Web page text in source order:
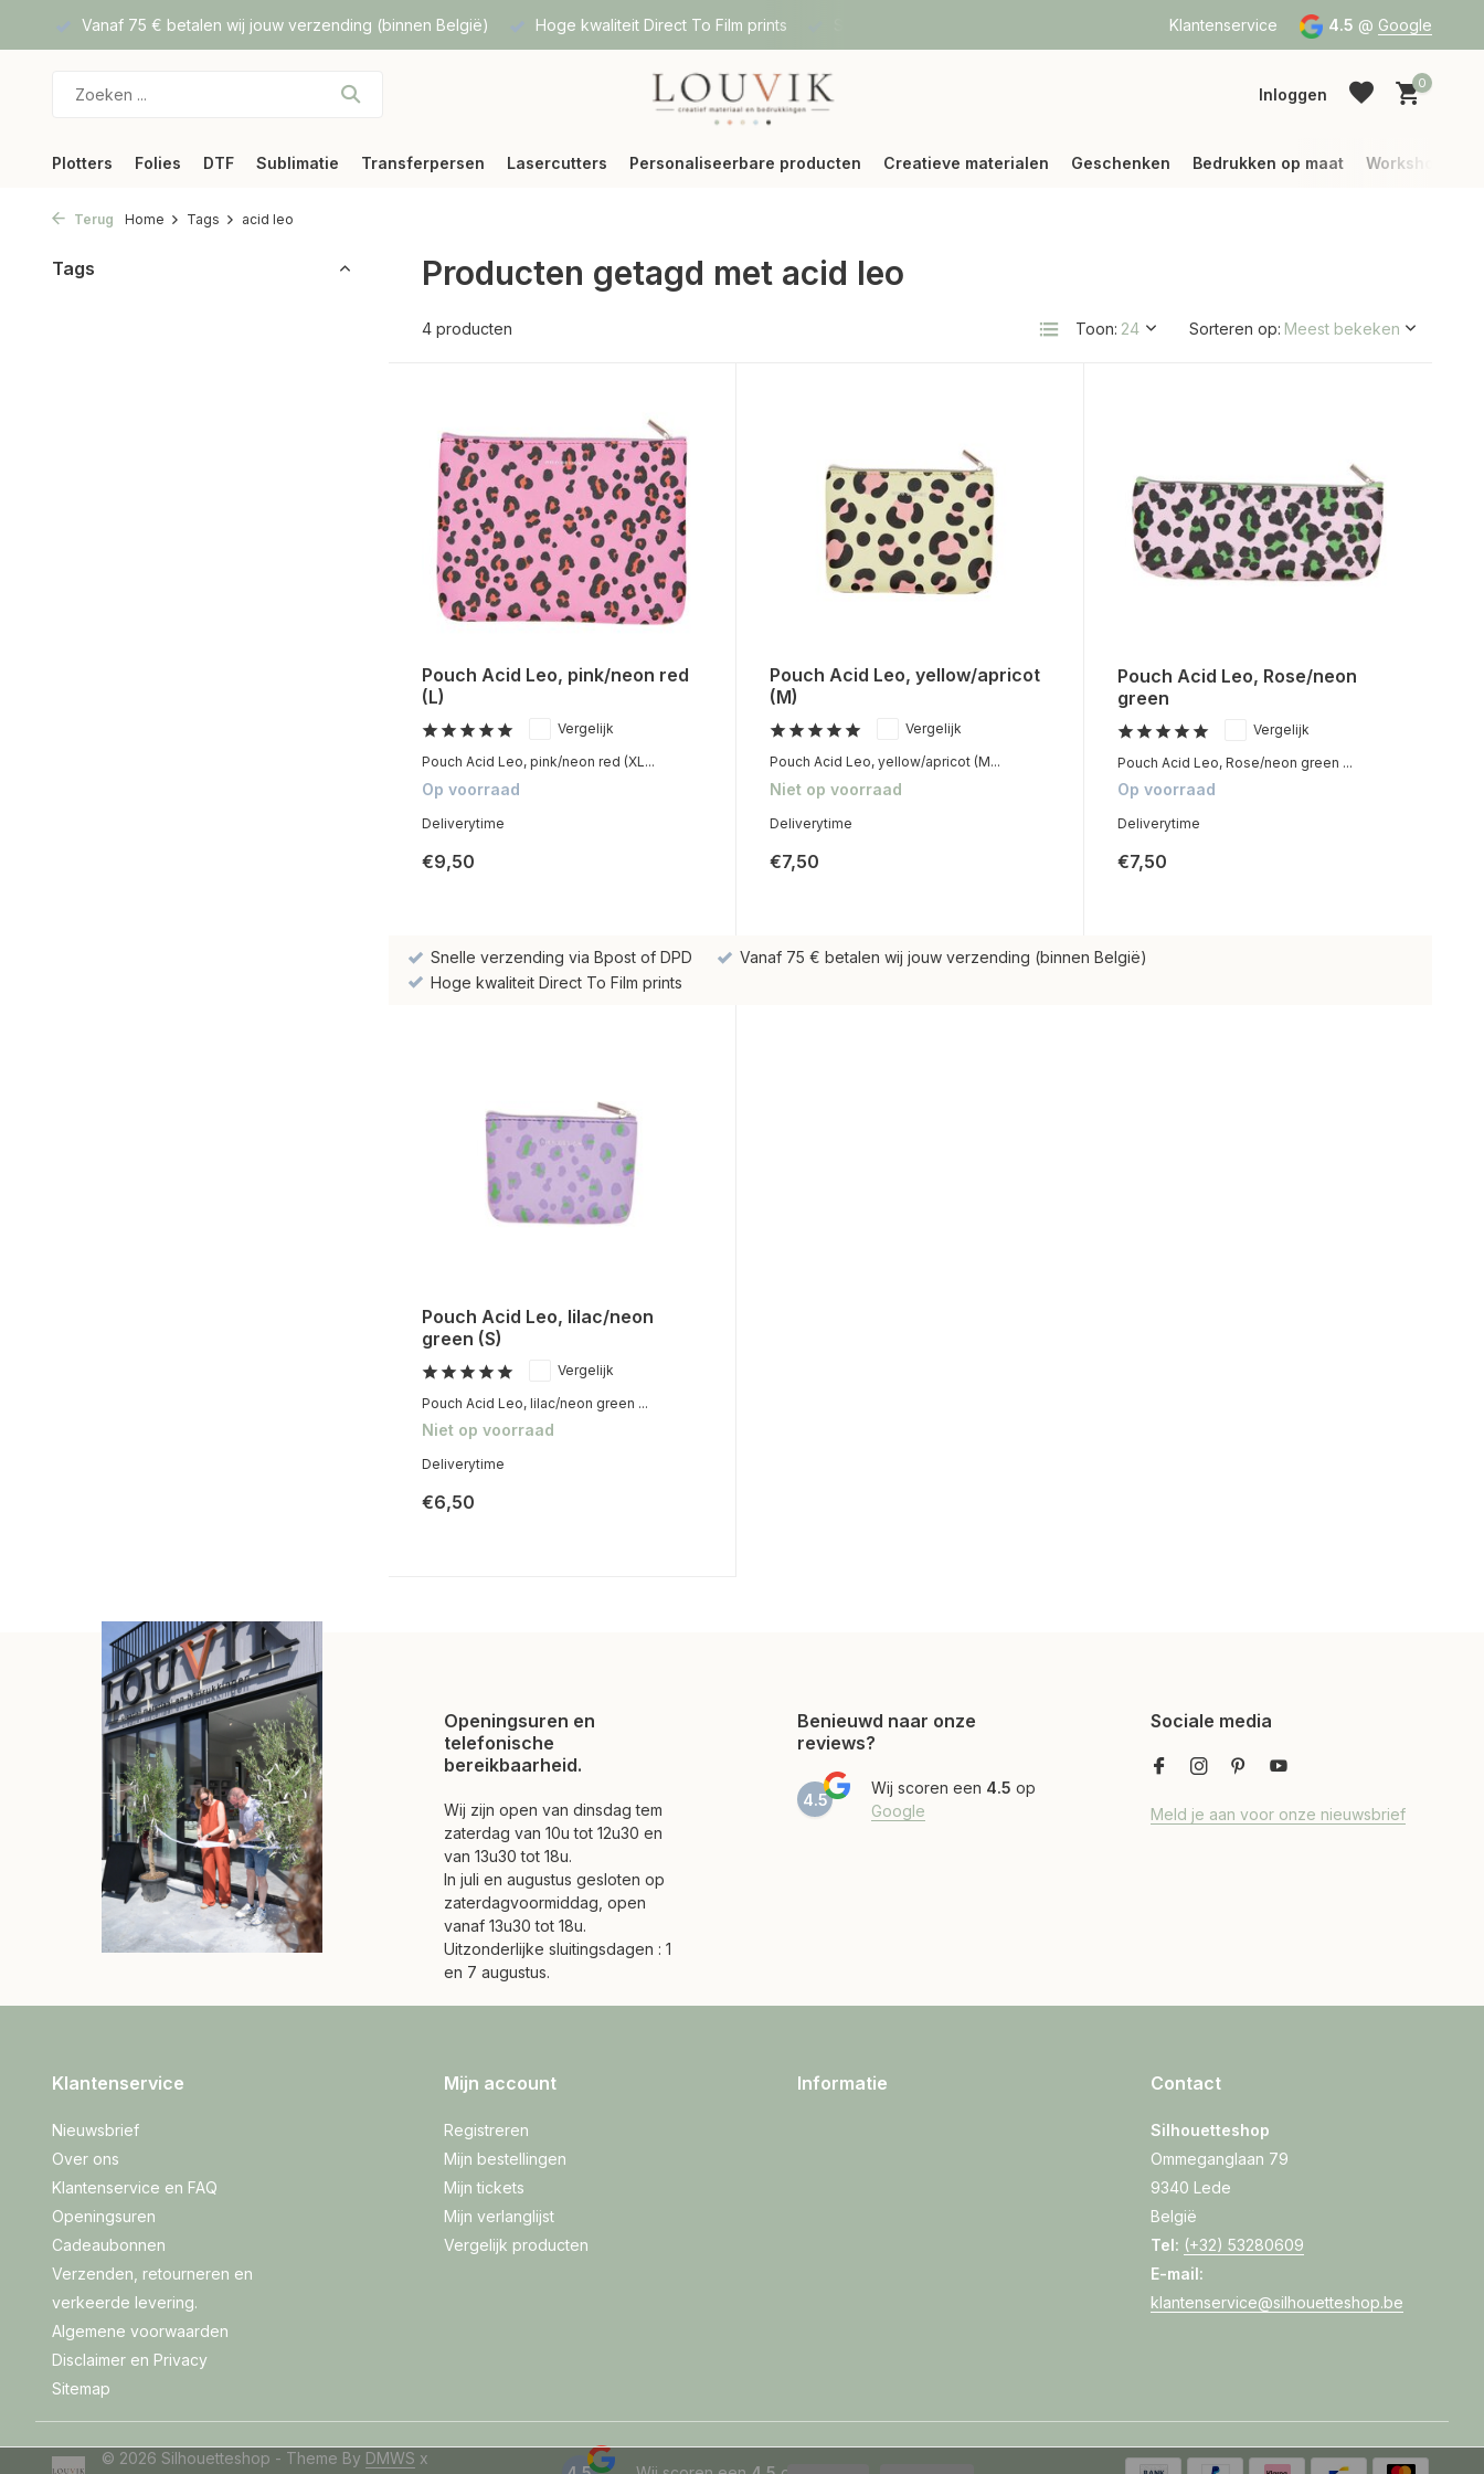
Vanaf 75 € betalen wij jouw verzending (binnen België) Hoge kwaliteit Direct To Film prints Vanaf 75 € betalen wij jouw verzending
Klantenservice 4.5 @ Google
Inloggen
0
Plotters Folies DTF Sublimatie Transferpersen Lasercutters Personaliseerbare producten Creatieve materialen Geschenken Bedrukken op maat Workshops
Terug Home Tags acid leo
Tags Producten getagd met acid leo
4 producten Toon: Sorteren op:
Pouch Acid Leo, pink/neon red
(L)
Vergelijk
Pouch Acid Leo, pink/neon red (XL...
Op voorraad
Deliverytime
€9,50
Pouch Acid Leo, yellow/apricot
(M)
Vergelijk
Pouch Acid Leo, yellow/apricot (M...
Niet op voorraad
Deliverytime
€7,50
Pouch Acid Leo, Rose/neon
green
Vergelijk
Pouch Acid Leo, Rose/neon green ...
Op voorraad
Deliverytime
€7,50
Snelle verzending via Bpost of DPD
Vanaf 75 € betalen wij jouw verzending (binnen België)
Hoge kwaliteit Direct To Film prints
Pouch Acid Leo, lilac/neon
green (S)
Vergelijk
Pouch Acid Leo, lilac/neon green ...
Niet op voorraad
Deliverytime
€6,50
Openingsuren en
telefonische
bereikbaarheid.
Wij zijn open van dinsdag tem
zaterdag van 10u tot 12u30 en
van 13u30 tot 18u.
In juli en augustus gesloten op
zaterdagvoormiddag, open
vanaf 13u30 tot 18u.
Uitzonderlijke sluitingsdagen : 1
en 7 augustus.
Benieuwd naar onze
reviews?
4.5
Wij scoren een 4.5 op
Google
Sociale media
Meld je aan voor onze nieuwsbrief
Klantenservice
Nieuwsbrief
Over ons
Klantenservice en FAQ
Openingsuren
Cadeaubonnen
Verzenden, retourneren en
verkeerde levering.
Algemene voorwaarden
Disclaimer en Privacy
Sitemap
Mijn account
Registreren
Mijn bestellingen
Mijn tickets
Mijn verlanglijst
Vergelijk producten
Informatie Contact
Silhouetteshop
Ommeganglaan 79
9340 Lede
België
Tel: (+32) 53280609
E-mail:
klantenservice@silhouetteshop.be
© 2026 Silhouetteshop - Theme By DMWS x